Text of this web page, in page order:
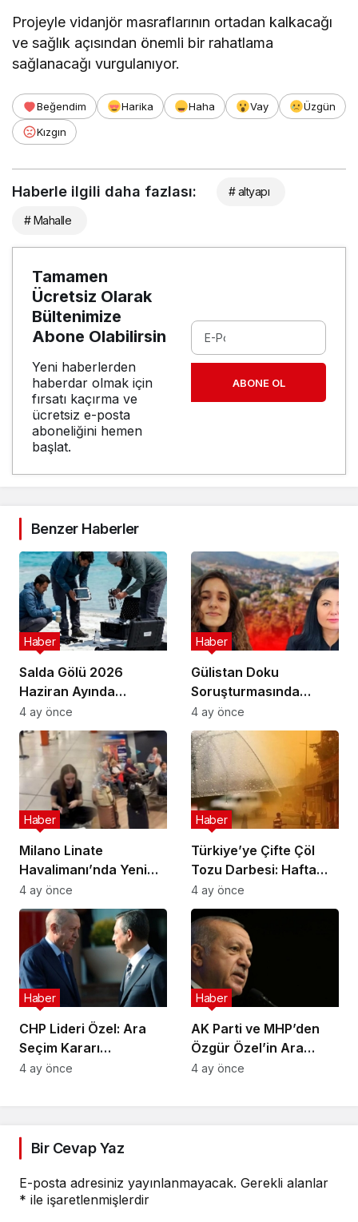
Projeyle vidanjör masraflarının ortadan kalkacağı
ve sağlık açısından önemli bir rahatlama
sağlanacağı vurgulanıyor.
Beğendim Harika Haha Vay
Üzgün
Kızgın
Haberle ilgili daha fazlası: # altyapı
# Mahalle
Tamamen
Ücretsiz Olarak
Bültenimize
Abone Olabilirsin
Yeni haberlerden
haberdar olmak için
fırsatı kaçırma ve
ücretsiz e-posta
aboneliğini hemen
başlat.
ABONE OL
Benzer Haberler
Salda Gölü 2026
Haziran Ayında
Uluslararası
Astrobiyoloji Etkinliğine
Ev Sahipliği Yapacak
Haber
4 ay önce
Gülistan Doku
Soruşturmasında
Cinayet Şüphesiyle 7
İlde Eş Zamanlı
Operasyon
Haber
4 ay önce
Milano Linate
Havalimanı’nda Yeni
Sınır Kontrol Sistemi
Aksaklıklara Yol Açtı
Haber
4 ay önce
Türkiye’ye Çifte Çöl
Tozu Darbesi: Hafta
Sonu Çamur Yağacak!
Haber
4 ay önce
CHP Lideri Özel: Ara
Seçim Kararı
Yürütmenin Değil
Haber
4 ay önce
AK Parti ve MHP’den
Özgür Özel’in Ara
Seçim Çağrısına Ret
Haber
4 ay önce
Bir Cevap Yaz
E-posta adresiniz yayınlanmayacak. Gerekli alanlar
* ile işaretlenmişlerdir